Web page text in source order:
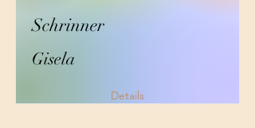
Schrinner
Gisela
Details